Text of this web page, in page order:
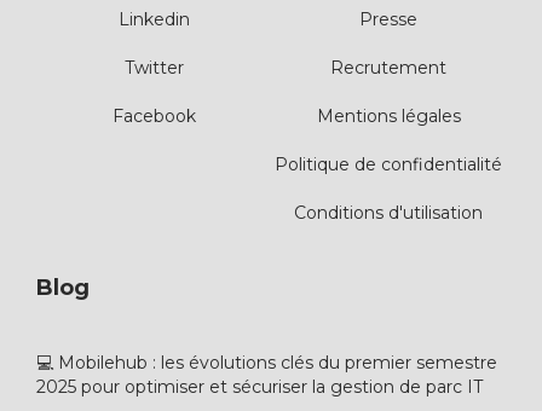
Linkedin
Twitter
Facebook
Presse
Recrutement
Mentions légales
Politique de confidentialité
Conditions d'utilisation
Blog
💻 Mobilehub : les évolutions clés du premier semestre
2025 pour optimiser et sécuriser la gestion de parc IT